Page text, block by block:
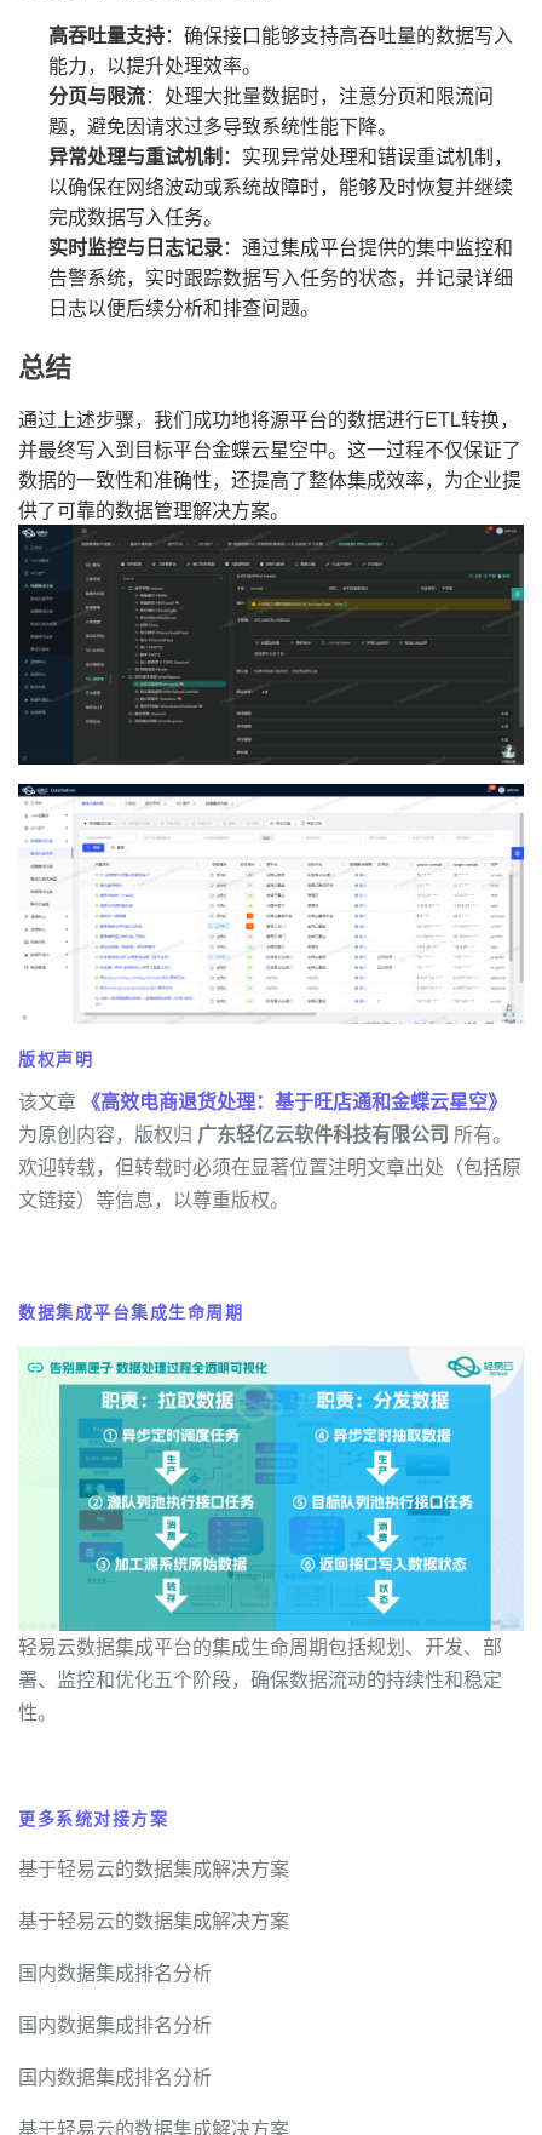
高吞吐量支持：确保接口能够支持高吞吐量的数据写入
能力，以提升处理效率。
分页与限流：处理大批量数据时，注意分页和限流问
题，避免因请求过多导致系统性能下降。
异常处理与重试机制：实现异常处理和错误重试机制，
以确保在网络波动或系统故障时，能够及时恢复并继续
完成数据写入任务。
实时监控与日志记录：通过集成平台提供的集中监控和
告警系统，实时跟踪数据写入任务的状态，并记录详细
日志以便后续分析和排查问题。
总结
通过上述步骤，我们成功地将源平台的数据进行ETL转换，
并最终写入到目标平台金蝶云星空中。这一过程不仅保证了
数据的一致性和准确性，还提高了整体集成效率，为企业提
供了可靠的数据管理解决方案。
版权声明
该文章 《高效电商退货处理：基于旺店通和金蝶云星空》
为原创内容，版权归 广东轻亿云软件科技有限公司 所有。
欢迎转载，但转载时必须在显著位置注明文章出处（包括原
文链接）等信息，以尊重版权。
数据集成平台集成生命周期
轻易云数据集成平台的集成生命周期包括规划、开发、部
署、监控和优化五个阶段，确保数据流动的持续性和稳定
性。
更多系统对接方案
基于轻易云的数据集成解决方案
基于轻易云的数据集成解决方案
国内数据集成排名分析
国内数据集成排名分析
国内数据集成排名分析
基于轻易云的数据集成解决方案